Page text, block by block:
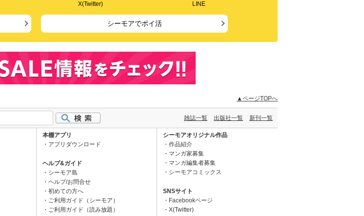
X(Twitter) LINE
シーモアでポイ活
▲ページTOPへ
雑誌一覧 出版社一覧 新刊一覧
本棚アプリ
アプリダウンロード
ヘルプ&ガイド
シーモア島
ヘルプ/お問合せ
初めての方へ
ご利用ガイド（シーモア）
ご利用ガイド（読み放題）
シーモアオリジナル作品
作品紹介
マンガ家募集
マンガ編集者募集
シーモアコミックス
SNSサイト
Facebookページ
X(Twitter)